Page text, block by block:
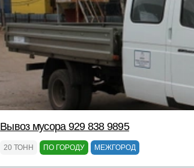
Вывоз мусора 929 838 9895
20 ТОНН ПО ГОРОДУ МЕЖГОРОД